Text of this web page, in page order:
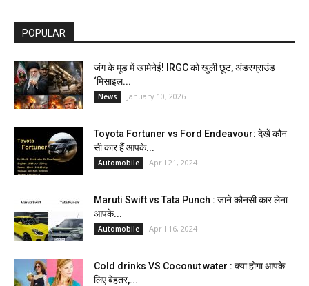
POPULAR
जंग के मूड में खामेनेई! IRGC को खुली छूट, अंडरग्राउंड
‘मिसाइल...
News January 10, 2026
Toyota Fortuner vs Ford Endeavour: देखें कौन
सी कार हैं आपके...
Automobile April 21, 2024
Maruti Swift vs Tata Punch : जाने कौनसी कार लेना
आपके...
Automobile April 16, 2024
Cold drinks VS Coconut water : क्या होगा आपके
लिए बेहतर,...